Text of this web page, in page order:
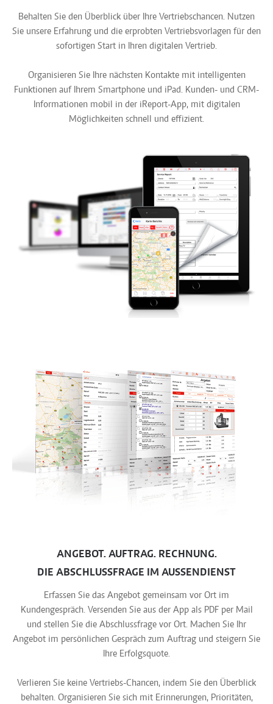
Behalten Sie den Überblick über Ihre Vertriebschancen. Nutzen
Sie unsere Erfahrung und die erprobten Vertriebsvorlagen für den
sofortigen Start in Ihren digitalen Vertrieb.
Organisieren Sie Ihre nächsten Kontakte mit intelligenten
Funktionen auf Ihrem Smartphone und iPad. Kunden- und CRM-
Informationen mobil in der iReport-App, mit digitalen
Möglichkeiten schnell und effizient.
ANGEBOT. AUFTRAG. RECHNUNG.
DIE ABSCHLUSSFRAGE IM AUSSENDIENST
Erfassen Sie das Angebot gemeinsam vor Ort im
Kundengespräch. Versenden Sie aus der App als PDF per Mail
und stellen Sie die Abschlussfrage vor Ort. Machen Sie Ihr
Angebot im persönlichen Gespräch zum Auftrag und steigern Sie
Ihre Erfolgsquote.
Verlieren Sie keine Vertriebs-Chancen, indem Sie den Überblick
behalten. Organisieren Sie sich mit Erinnerungen, Prioritäten,